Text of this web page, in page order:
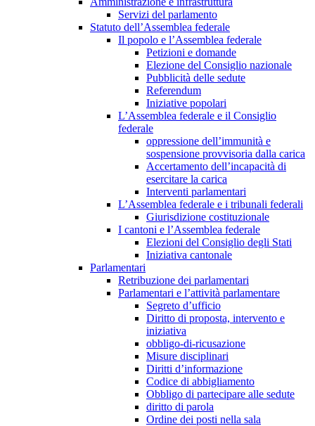
Servizi del parlamento
Statuto dell’Assemblea federale
Il popolo e l’Assemblea federale
Petizioni e domande
Elezione del Consiglio nazionale
Pubblicità delle sedute
Referendum
Iniziative popolari
L’Assemblea federale e il Consiglio
federale
oppressione dell’immunità e
sospensione provvisoria dalla carica
Accertamento dell’incapacità di
esercitare la carica
Interventi parlamentari
L’Assemblea federale e i tribunali federali
Giurisdizione costituzionale
I cantoni e l’Assemblea federale
Elezioni del Consiglio degli Stati
Iniziativa cantonale
Parlamentari
Retribuzione dei parlamentari
Parlamentari e l’attività parlamentare
Segreto d’ufficio
Diritto di proposta, intervento e
iniziativa
obbligo-di-ricusazione
Misure disciplinari
Diritti d’informazione
Codice di abbigliamento
Obbligo di partecipare alle sedute
diritto di parola
Ordine dei posti nella sala